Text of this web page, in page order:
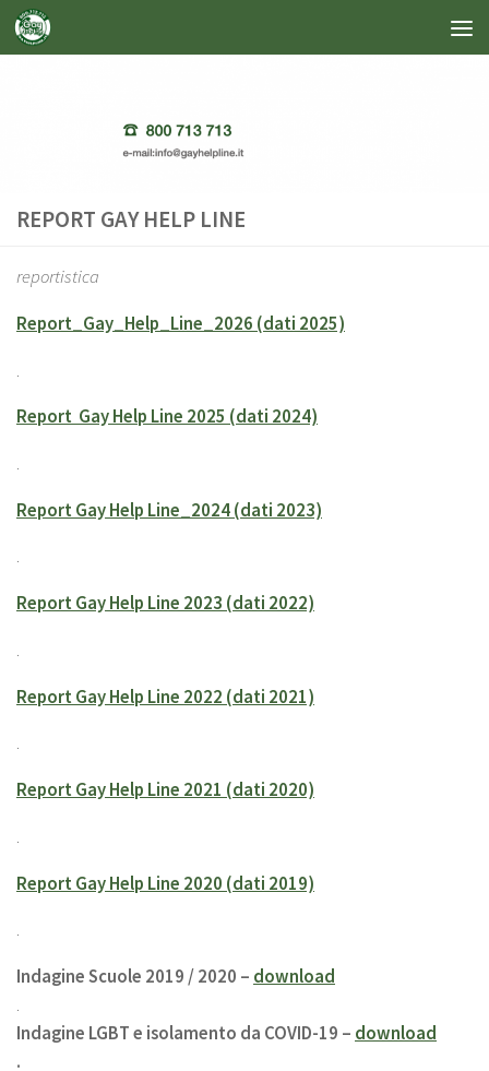
Salta al contenuto
REPORT GAY HELP LINE
reportistica
Report_Gay_Help_Line_2026 (dati 2025)
.
Report Gay Help Line 2025 (dati 2024)
.
Report Gay Help Line_2024 (dati 2023)
.
Report Gay Help Line 2023 (dati 2022)
.
Report Gay Help Line 2022 (dati 2021)
.
Report Gay Help Line 2021 (dati 2020)
.
Report Gay Help Line 2020 (dati 2019)
.
Indagine Scuole 2019 / 2020 – download
.
Indagine LGBT e isolamento da COVID-19 – download
.